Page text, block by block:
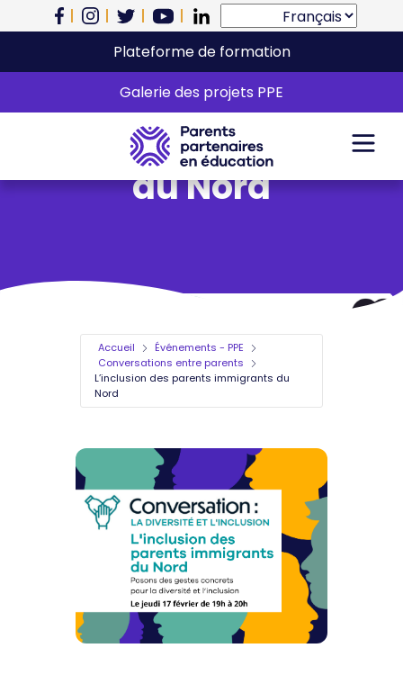
Plateforme de formation
Galerie des projets PPE
L’inclusion des
parents immigrants
du Nord
Accueil
Événements - PPE
Conversations entre parents
L’inclusion des parents immigrants du
Nord